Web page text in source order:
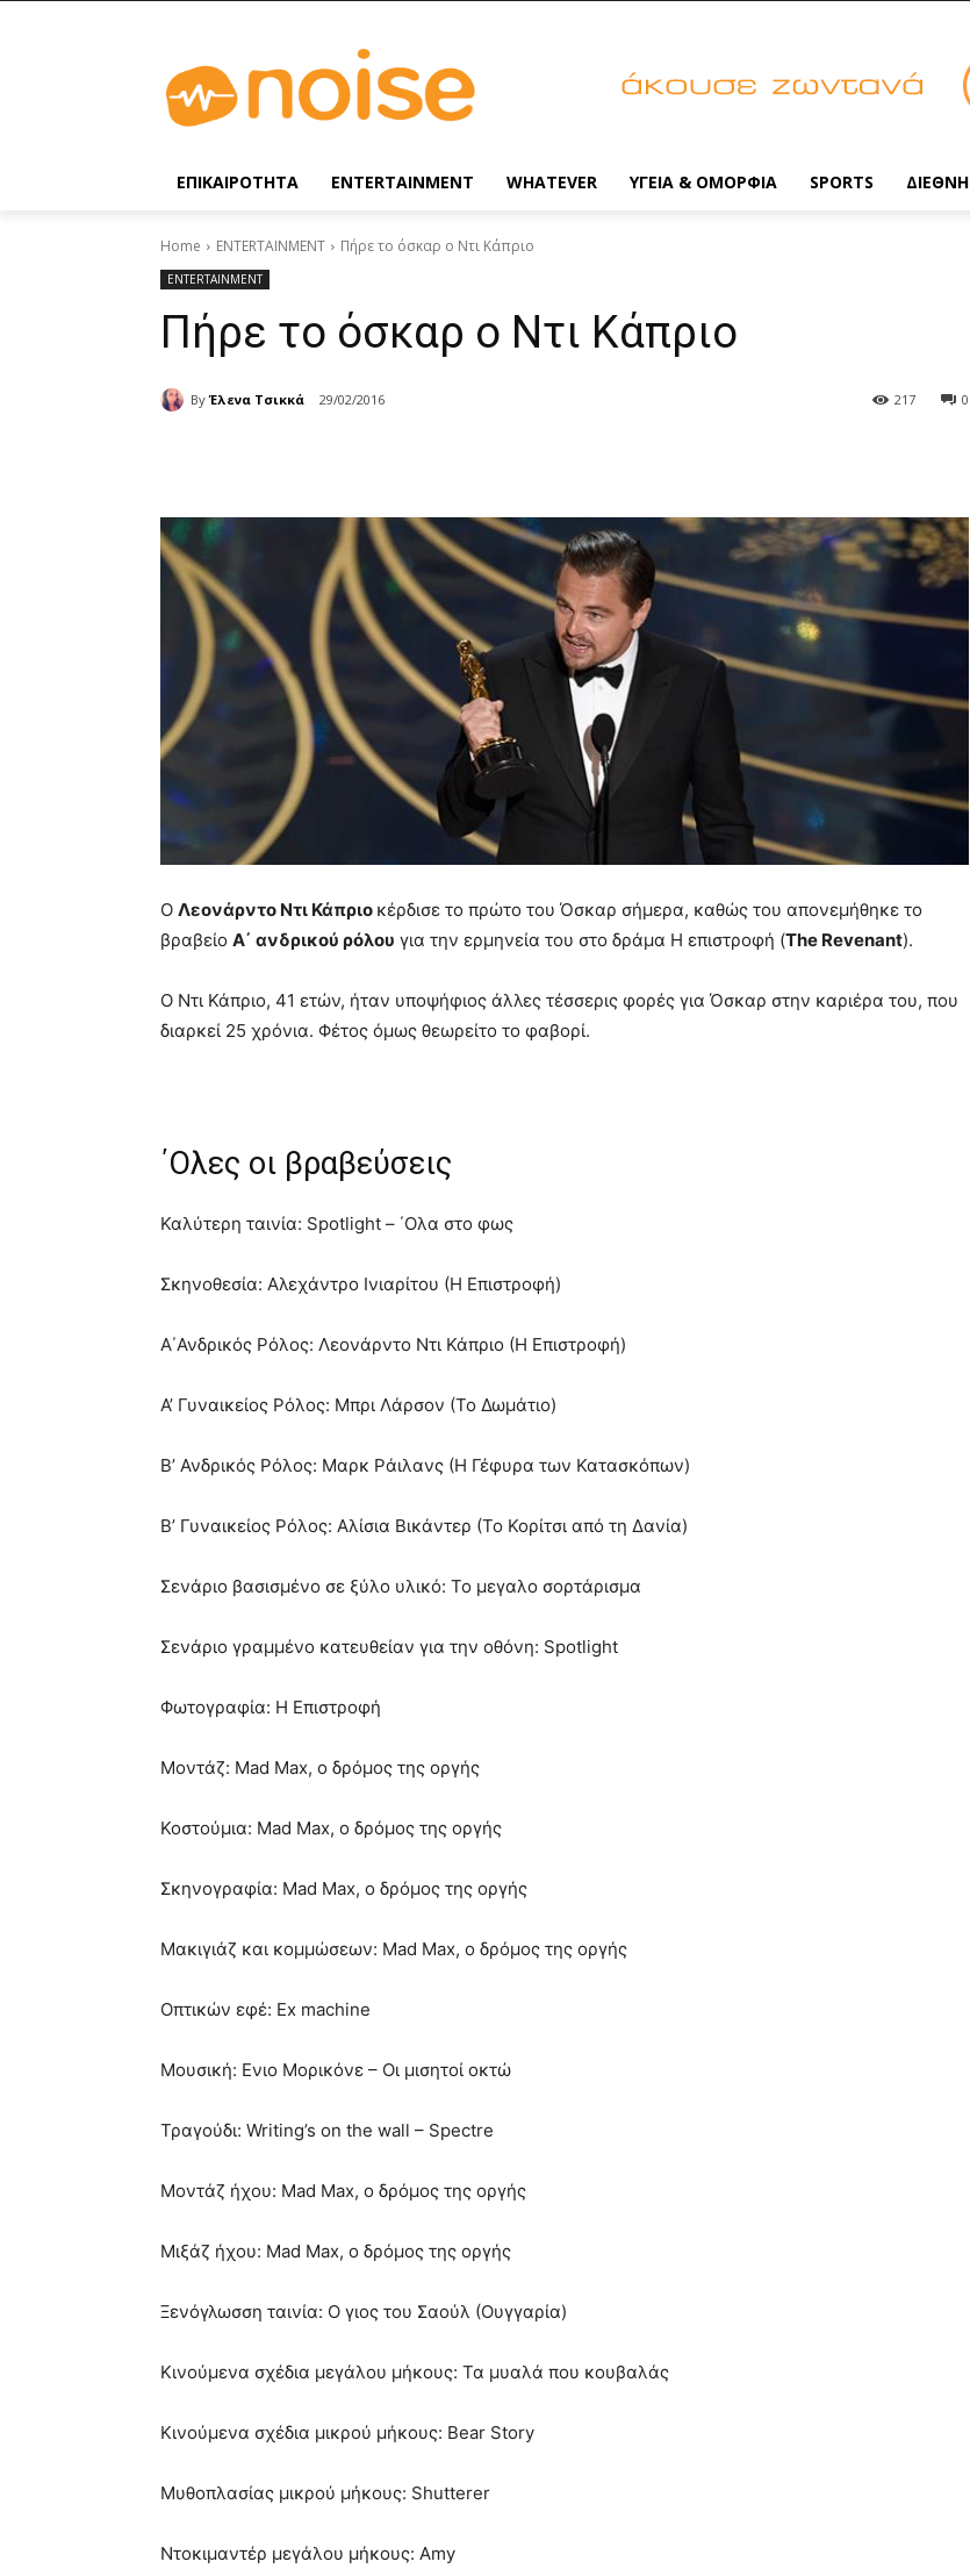
ΕΠΙΚΑΙΡΟΤΗΤΑ ENTERTAINMENT WHATEVER ΥΓΕΙΑ & ΟΜΟΡΦΙΑ SPORTS ΔΙΕΘΝΗ
Home ENTERTAINMENT Πήρε το όσκαρ ο Ντι Κάπριο
ENTERTAINMENT
Πήρε το όσκαρ ο Ντι Κάπριο
By Έλενα Τσικκά 29/02/2016 0
217
Ο Λεονάρντο Ντι Κάπριο κέρδισε το πρώτο του Όσκαρ σήμερα, καθώς του απονεμήθηκε το
βραβείο Α΄ ανδρικού ρόλου για την ερμηνεία του στο δράμα Η επιστροφή (The Revenant).
Ο Ντι Κάπριο, 41 ετών, ήταν υποψήφιος άλλες τέσσερις φορές για Όσκαρ στην καριέρα του, που
διαρκεί 25 χρόνια. Φέτος όμως θεωρείτο το φαβορί.
΄Ολες οι βραβεύσεις
Καλύτερη ταινία: Spotlight – ΄Ολα στο φως
Σκηνοθεσία: Αλεχάντρο Ινιαρίτου (Η Επιστροφή)
Α΄Ανδρικός Ρόλος: Λεονάρντο Ντι Κάπριο (Η Επιστροφή)
Α’ Γυναικείος Ρόλος: Μπρι Λάρσον (Το Δωμάτιο)
Β’ Ανδρικός Ρόλος: Μαρκ Ράιλανς (Η Γέφυρα των Κατασκόπων)
Β’ Γυναικείος Ρόλος: Αλίσια Βικάντερ (Το Κορίτσι από τη Δανία)
Σενάριο βασισμένο σε ξύλο υλικό: Το μεγαλο σορτάρισμα
Σενάριο γραμμένο κατευθείαν για την οθόνη: Spotlight
Φωτογραφία: Η Επιστροφή
Μοντάζ: Mad Max, ο δρόμος της οργής
Κοστούμια: Mad Max, ο δρόμος της οργής
Σκηνογραφία: Mad Max, ο δρόμος της οργής
Μακιγιάζ και κομμώσεων: Mad Max, ο δρόμος της οργής
Οπτικών εφέ: Ex machine
Μουσική: Ενιο Μορικόνε – Οι μισητοί οκτώ
Τραγούδι: Writing’s on the wall – Spectre
Μοντάζ ήχου: Mad Max, ο δρόμος της οργής
Μιξάζ ήχου: Mad Max, ο δρόμος της οργής
Ξενόγλωσση ταινία: Ο γιος του Σαούλ (Ουγγαρία)
Κινούμενα σχέδια μεγάλου μήκους: Τα μυαλά που κουβαλάς
Κινούμενα σχέδια μικρού μήκους: Bear Story
Μυθοπλασίας μικρού μήκους: Shutterer
Ντοκιμαντέρ μεγάλου μήκους: Amy